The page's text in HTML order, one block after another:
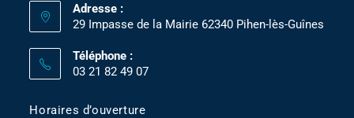
Adresse :
29 Impasse de la Mairie 62340 Pihen-lès-Guînes
Téléphone :
03 21 82 49 07
Horaires d’ouverture